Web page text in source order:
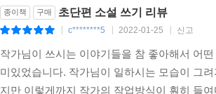
종이책 구매 초단편 소설 쓰기 리뷰
c********5 2022-01-25 신고
작가님이 쓰시는 이야기들을 참 좋아해서 어
미있었습니다. 작가님이 일하시는 모습이 그
지만 이렇게까지 작가의 작업방식이 훤히 들